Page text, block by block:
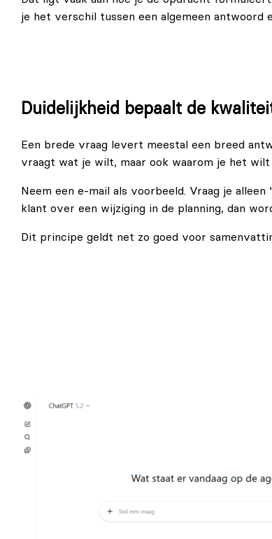
je het verschil tussen een algemeen antwoord
Duidelijkheid bepaalt de
Een brede vraag levert meestal een breed
vraagt wat je wilt, maar ook waarom je het wilt
Neem een e-mail als voorbeeld. Vraag je
klant over een wijziging in de planning, dan
Dit principe geldt net zo goed voor